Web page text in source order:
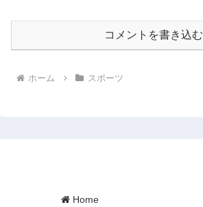
コメントを書き込む
ホーム スポーツ
Home